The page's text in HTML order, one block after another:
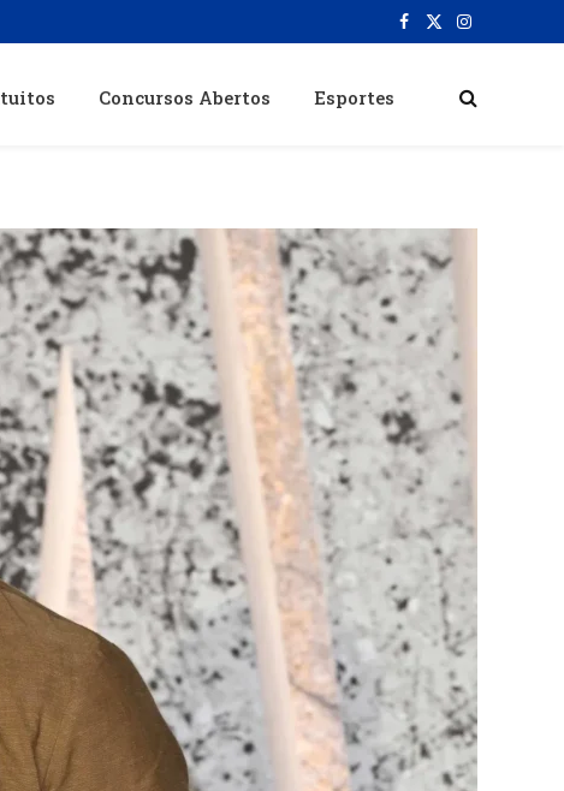
Facebook
X
Instagram
Concursos Abertos Esportes